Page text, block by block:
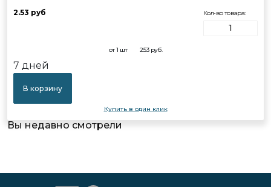
2.53 руб Кол-во товара:
от 1 шт 2.53руб.
7 дней
В корзину
Купить в один клик
Вы недавно смотрели